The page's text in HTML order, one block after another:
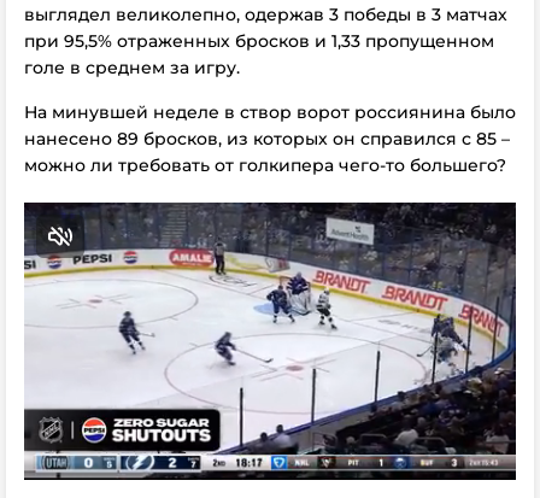
выглядел великолепно, одержав 3 победы в 3 матчах
при 95,5% отраженных бросков и 1,33 пропущенном
голе в среднем за игру.
На минувшей неделе в створ ворот россиянина было
нанесено 89 бросков, из которых он справился с 85 –
можно ли требовать от голкипера чего-то большего?